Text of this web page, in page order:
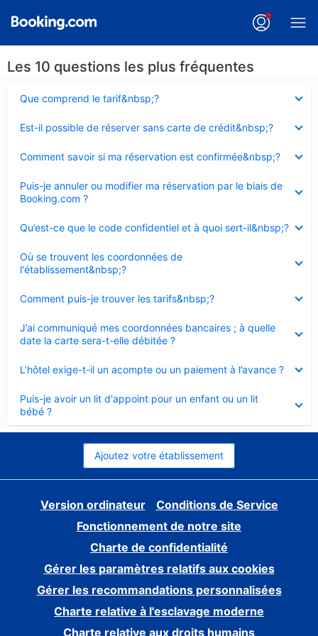
Les 10 questions les plus fréquentes
Que comprend le tarif&nbsp;?
fermé
Est-il possible de réserver sans carte de crédit&nbsp;?
fermé
Comment savoir si ma réservation est confirmée&nbsp;?
fermé
Puis-je annuler ou modifier ma réservation par le biais de
Booking.com ?
fermé
Qu’est-ce que le code confidentiel et à quoi sert-il&nbsp;?
fermé
Où se trouvent les coordonnées de
l'établissement&nbsp;?
fermé
Comment puis-je trouver les tarifs&nbsp;?
fermé
J’ai communiqué mes coordonnées bancaires ; à quelle
date la carte sera-t-elle débitée ?
fermé
L’hôtel exige-t-il un acompte ou un paiement à l’avance ?
fermé
Puis-je avoir un lit d'appoint pour un enfant ou un lit
bébé ?
fermé
Ajoutez votre établissement
Version ordinateur
Conditions de Service
Fonctionnement de notre site
Charte de confidentialité
Gérer les paramètres relatifs aux cookies
Gérer les recommandations personnalisées
Charte relative à l'esclavage moderne
Charte relative aux droits humains